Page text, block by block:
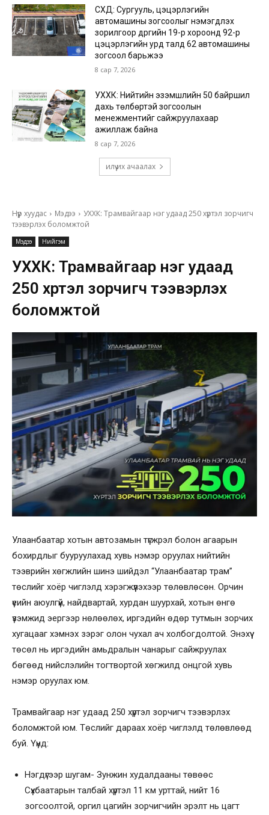
СХД: Сургууль, цэцэрлэгийн
автомашины зогсоолыг нэмэгдүүлэх
зорилгоор дүүргийн 19-р хороонд 92-р
цэцэрлэгийн урд талд 62 автомашины
зогсоол барьжээ
8 сар 7, 2026
УХХК: Нийтийн эзэмшлийн 50 байршил
дахь төлбөртэй зогсоолын
менежментийг сайжруулахаар
ажиллаж байна
8 сар 7, 2026
илүү их ачаалах